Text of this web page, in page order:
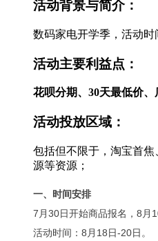
活动背景与简介：
数码家电开学季，活动时
活动主要利益点：
花呗分期、 30天最低价、
活动投放区域：
包括但不限于，淘宝首焦
源等资源；
一、时间安排
7 月30日开始商品报名，8月
活动时间：8 月18日-20日。